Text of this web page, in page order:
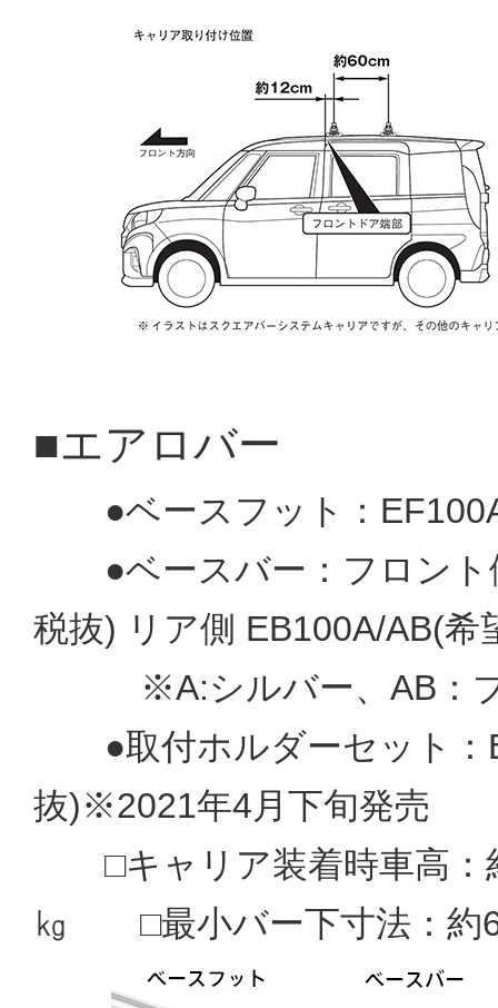
■エアロバー
●ベースフット：
●ベースバー：フロント
税抜) リア側 EB100A/AB(希
※A:シルバー、AB：ブ
●取付ホルダーセット：
抜)※2021年4月下旬発売
□キャリア装着時車高：
㎏ □最小バー下寸法：約